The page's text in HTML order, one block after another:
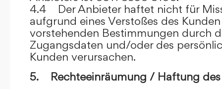
4.4 Der Anbieter haftet nicht für
aufgrund eines Verstoßes des
vorstehenden Bestimmungen durch
Zugangsdaten und/oder des
Kunden verursachen.
5. Rechteeinräumung / Haftung des